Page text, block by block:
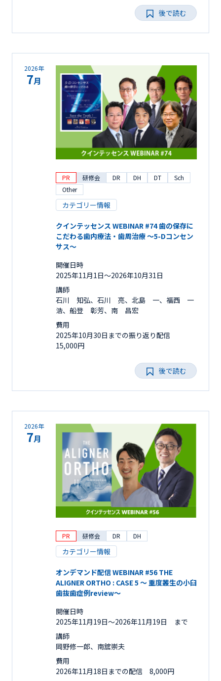
後で読む
2026年
7月
PR 研修会 DR DH DT
Sch
Other
カテゴリー情報
クインテッセンス WEBINAR #74 歯の保存に
こだわる歯内療法・歯周治療 ～5-Dコンセン
サス～
開催日時
2025年11月1日〜2026年10月31日
講師
石川 知弘、石川 亮、北島 一、福西 一
浩、船登 彰芳、南 昌宏
費用
2025年10月30日までの振り返り配信
15,000円
後で読む
2026年
7月
PR 研修会 DR DH
カテゴリー情報
オンデマンド配信 WEBINAR #56 THE
ALIGNER ORTHO : CASE 5 ～ 重度叢生の小臼
歯抜歯症例review～
開催日時
2025年11月19日〜2026年11月19日 まで
講師
岡野修一郎、南舘崇夫
費用
2026年11月18日までの配信 8,000円